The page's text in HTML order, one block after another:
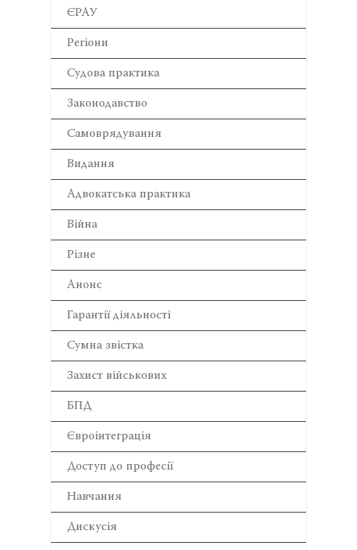
ЄРАУ
Регіони
Cудова практика
Законодавство
Самоврядування
Видання
Адвокатська практика
Війна
Різне
Анонс
Гарантії діяльності
Сумна звістка
Захист військових
БПД
Євроінтеграція
Доступ до професії
Навчання
Дискусія